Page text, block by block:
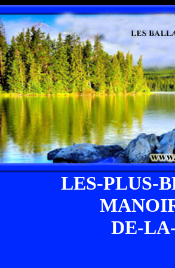
LES-PLUS-
DE-